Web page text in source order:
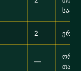
2 ერთი
—
ორი